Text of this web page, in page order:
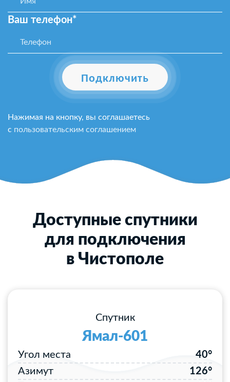
Ваш телефон*
Подключить
Нажимая на кнопку, вы соглашаетесь
с пользовательским соглашением
Доступные спутники
для подключения
в Чистополе
Спутник
Ямал-601
Угол места
40°
Азимут
126°